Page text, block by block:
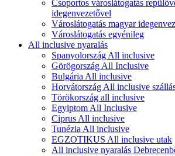
Csoportos városlátogatás
idegenvezetővel
Városlátogatás magyar
Városlátogatás egyénileg
All inclusive nyaralás
Spanyolország All inclusive
Görögország All Inclusive
Bulgária All inclusive
Horvátország All inclusive
Törökország all inclusive
Egyiptom All Inclusive
Ciprus All inclusive
Tunézia All inclusive
EGZOTIKUS All inclusive utak
All inclusive nyaralás